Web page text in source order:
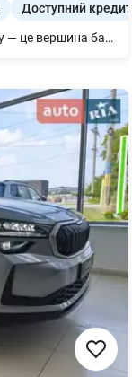
Доступний кредит
Новий Ford Tourneo Custom Active 2025 року — це вершина багатофункціональності та абсолютна свобода пересування, яка пропонує покупцеві цінність бізнес-шатла та позашляховика в одному кузові. Головна перевага цієї унікальної модифікації полягає в її безкомпромісній універсальності: потужний та тяговитий дизель 2.0 EcoBlue на 170 к.с. у поєднанні з класичним автоматом і системою повного приводу 4WD гарантує впевненість на засніжених трасах, путівцях чи під час буксирування, відкриваючи нові маршрути для подорожей. Подовжена колісна база L2H1 (F320) надає колосальний внутрішній простір для великої родини або преміального корпоративного трансферу, де розкішні модульні сидіння трансформуються під будь-які завдання, а величезне багажне відділення вміщує все необхідне спорядження. Інвестуючи в виконання Active, ви отримуєте статусний, витривалий та високоліквідний автомобіль із брутальним позашляховим обвісом і топовим технологічним оснащенням, який перетворює будь-яку далеку поїздку на безпечну мандрівку першим класом.